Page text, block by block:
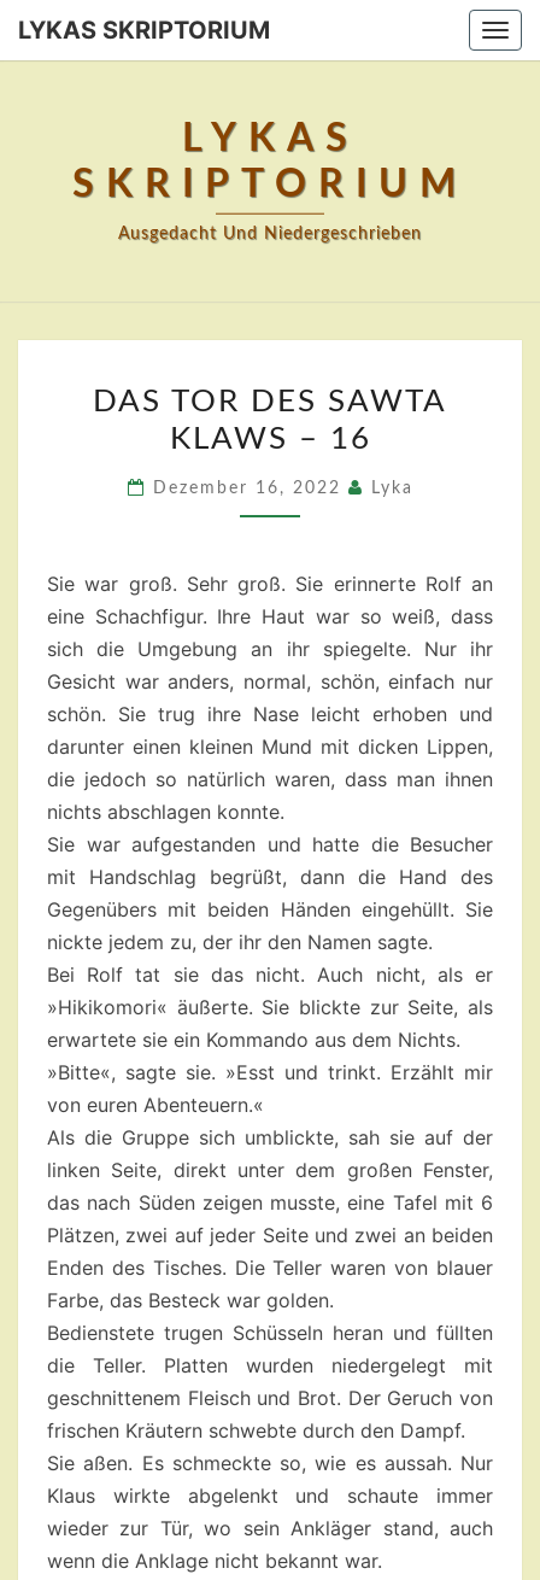
Skip
LYKAS SKRIPTORIUM
LYKAS
SKRIPTORIUM
Ausgedacht Und Niedergeschrieben
TOR
DES
DAS TOR DES SAWTA
KLAWS – 16
Dezember 16, 2022 Lyka
Sie war groß. Sehr groß. Sie erinnerte Rolf an
eine Schachfigur. Ihre Haut war so weiß, dass
sich die Umgebung an ihr spiegelte. Nur ihr
Gesicht war anders, normal, schön, einfach nur
schön. Sie trug ihre Nase leicht erhoben und
darunter einen kleinen Mund mit dicken Lippen,
die jedoch so natürlich waren, dass man ihnen
nichts abschlagen konnte.
Sie war aufgestanden und hatte die Besucher
mit Handschlag begrüßt, dann die Hand des
Gegenübers mit beiden Händen eingehüllt. Sie
nickte jedem zu, der ihr den Namen sagte.
Bei Rolf tat sie das nicht. Auch nicht, als er
»Hikikomori« äußerte. Sie blickte zur Seite, als
erwartete sie ein Kommando aus dem Nichts.
»Bitte«, sagte sie. »Esst und trinkt. Erzählt mir
von euren Abenteuern.«
Als die Gruppe sich umblickte, sah sie auf der
linken Seite, direkt unter dem großen Fenster,
das nach Süden zeigen musste, eine Tafel mit 6
Plätzen, zwei auf jeder Seite und zwei an beiden
Enden des Tisches. Die Teller waren von blauer
Farbe, das Besteck war golden.
Bedienstete trugen Schüsseln heran und füllten
die Teller. Platten wurden niedergelegt mit
geschnittenem Fleisch und Brot. Der Geruch von
frischen Kräutern schwebte durch den Dampf.
Sie aßen. Es schmeckte so, wie es aussah. Nur
Klaus wirkte abgelenkt und schaute immer
wieder zur Tür, wo sein Ankläger stand, auch
wenn die Anklage nicht bekannt war.